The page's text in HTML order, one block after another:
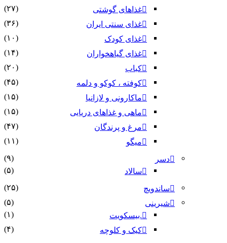
غذاهای گوشتی
(۲۷)
غذای سنتی ایران
(۳۶)
غذای کودک
(۱۰)
غذای گیاهخواران
(۱۴)
کباب
(۲۰)
کوفته ، کوکو و دلمه
(۴۵)
ماکارونی و لازانیا
(۱۵)
ماهی و غذاهای دریایی
(۱۵)
مرغ و پرندگان
(۴۷)
میگو
(۱۱)
دسر
(۹)
سالاد
(۵)
ساندویچ
(۲۵)
شیرینی
(۵)
.بیسکویت
(۱)
کیک و کلوچه
(۴)